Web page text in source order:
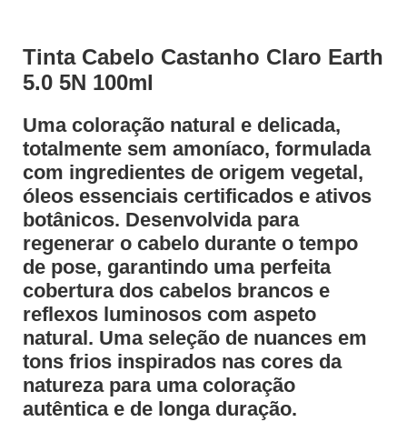
Tinta Cabelo Castanho Claro Earth
5.0 5N 100ml
Uma coloração natural e delicada,
totalmente sem amoníaco, formulada
com ingredientes de origem vegetal,
óleos essenciais certificados e ativos
botânicos. Desenvolvida para
regenerar o cabelo durante o tempo
de pose, garantindo uma perfeita
cobertura dos cabelos brancos e
reflexos luminosos com aspeto
natural. Uma seleção de nuances em
tons frios inspirados nas cores da
natureza para uma coloração
autêntica e de longa duração.